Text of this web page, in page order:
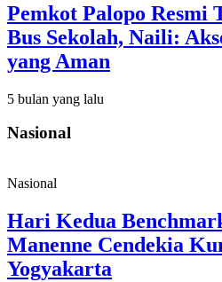
Pemkot Palopo Resmi
Bus Sekolah, Naili:
yang Aman
5 bulan yang lalu
Nasional
Nasional
Hari Kedua
Manenne Cendekia
Yogyakarta